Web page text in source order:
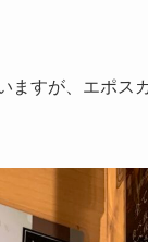
ますが、エポス